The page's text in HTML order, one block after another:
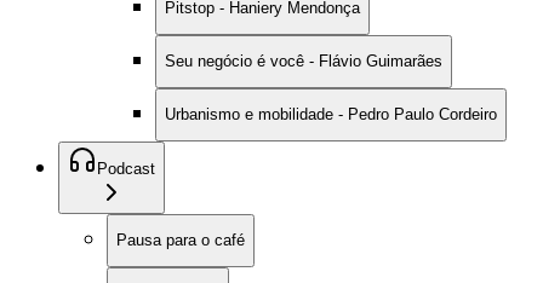
Pitstop - Haniery Mendonça
Seu negócio é você - Flávio Guimarães
Urbanismo e mobilidade - Pedro Paulo Cordeiro
Podcast
Pausa para o café